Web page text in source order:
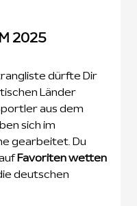
2025
dürfte Dir
Länder
aus dem
sich im
gearbeitet. Du
Favoriten wetten
deutschen